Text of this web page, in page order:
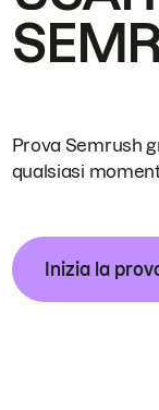
Prova Semrush
qualsiasi
Inizia la